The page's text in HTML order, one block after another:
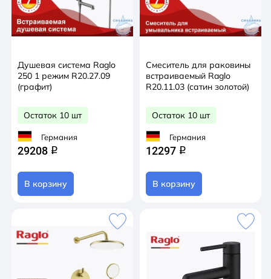
Душевая система Raglo
250 1 режим R20.27.09
(графит)
Остаток 10 шт
Германия
29208 q
В корзину
Смеситель для раковины
встраиваемый Raglo
R20.11.03 (сатин золотой)
Остаток 10 шт
Германия
12297 q
В корзину